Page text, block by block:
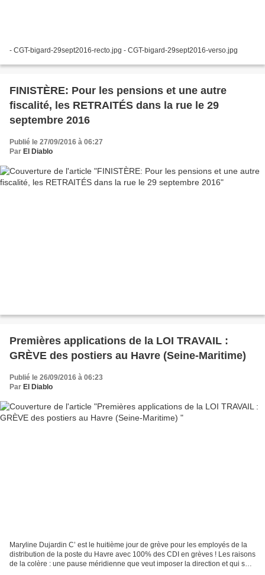
- CGT-bigard-29sept2016-recto.jpg - CGT-bigard-29sept2016-verso.jpg
FINISTÈRE: Pour les pensions et une autre
fiscalité, les RETRAITÉS dans la rue le 29
septembre 2016
Publié le 27/09/2016 à 06:27
Par El Diablo
Premières applications de la LOI TRAVAIL :
GRÈVE des postiers au Havre (Seine-Maritime)
Publié le 26/09/2016 à 06:23
Par El Diablo
Maryline Dujardin C’ est le huitième jour de grève pour les employés de la
distribution de la poste du Havre avec 100% des CDI en grèves ! Les raisons
de la colère : une pause méridienne que veut imposer la direction et qui se